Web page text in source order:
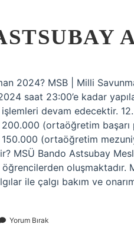
2024? MSB | Milli
saat 23:00’e kadar
işlemleri devam edecektir.
200.000 (ortaöğretim
150.000 (ortaöğretim
MSÜ Bando Astsubay
oluşmaktadır.
ile çalgı bakım ve
Yorum Bırak